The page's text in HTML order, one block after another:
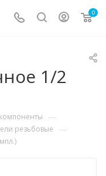
0
1/2
—
резьбовые —